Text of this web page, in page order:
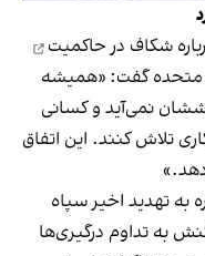
شکاف در حاکمیت
متحده گفت: «همیشه
نمی‌آید و کسانی
تلاش کنند. این اتفاق
تهدید اخیر سپاه
به تداوم درگیری‌ها